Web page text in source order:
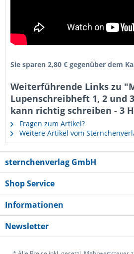
Sie sparen 2,80 € gegenüber dem
Weiterführende Links zu
Lupenschreibheft 1, 2 und
kann richtig schreiben - 3
Fragen zum Artikel?
Weitere Artikel vom
sternchenverlag GmbH
Shop Service
Informationen
Newsletter